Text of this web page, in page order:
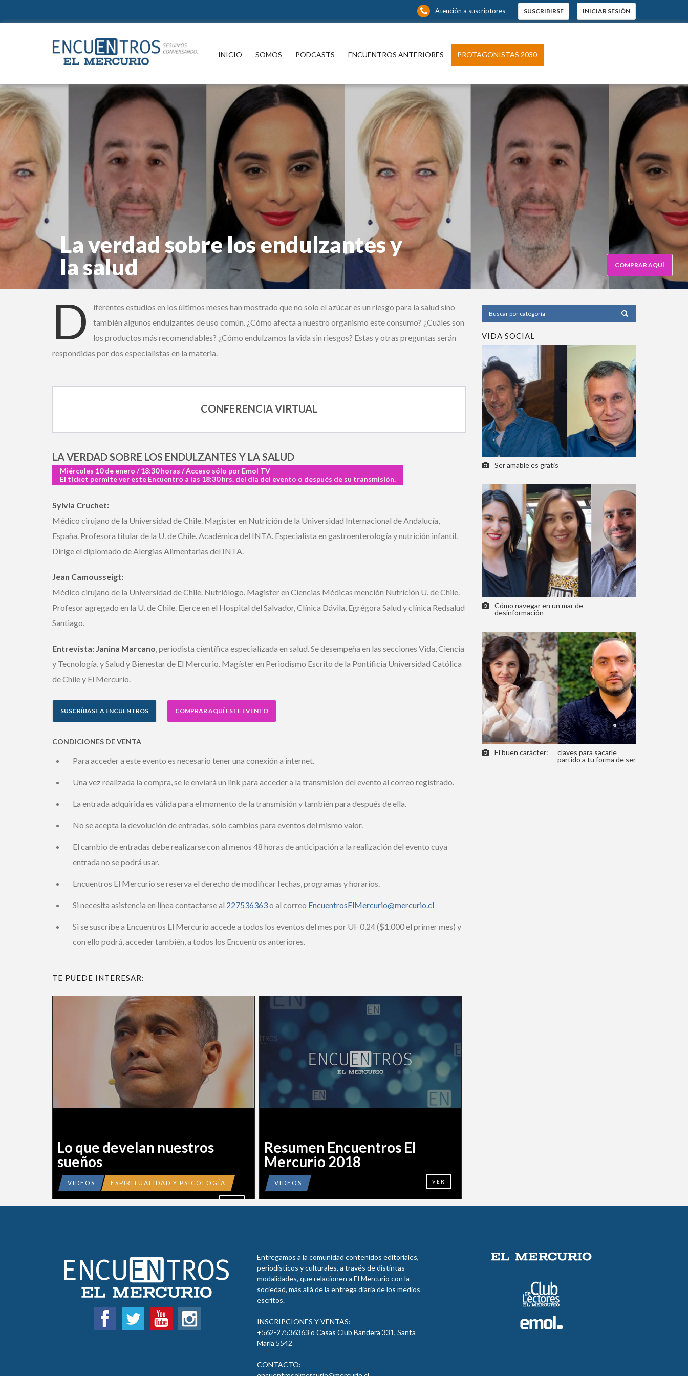
SUSCRIBIRSE INICIAR SESIÓN
Atención a suscriptores
INICIO SOMOS PODCASTS ENCUENTROS ANTERIORES PROTAGONISTAS 2030
COMPRAR AQUÍ
La verdad sobre los endulzantes y
la salud
D
iferentes estudios en los últimos meses han mostrado que no solo el azúcar es un riesgo para la salud sino
también algunos endulzantes de uso común. ¿Cómo afecta a nuestro organismo este consumo? ¿Cuáles son
los productos más recomendables? ¿Cómo endulzamos la vida sin riesgos? Estas y otras preguntas serán
respondidas por dos especialistas en la materia.
CONFERENCIA VIRTUAL
LA VERDAD SOBRE LOS ENDULZANTES Y LA SALUD
Miércoles 10 de enero / 18:30 horas / Acceso sólo por Emol TV
El ticket permite ver este Encuentro a las 18:30 hrs. del día del evento o después de su transmisión.
Sylvia Cruchet:
Médico cirujano de la Universidad de Chile. Magister en Nutrición de la Universidad Internacional de Andalucía,
España. Profesora titular de la U. de Chile. Académica del INTA. Especialista en gastroenterología y nutrición infantil.
Dirige el diplomado de Alergias Alimentarias del INTA.
Jean Camousseigt:
Médico cirujano de la Universidad de Chile. Nutriólogo. Magister en Ciencias Médicas mención Nutrición U. de Chile.
Profesor agregado en la U. de Chile. Ejerce en el Hospital del Salvador, Clínica Dávila, Egrégora Salud y clínica Redsalud
Santiago.
Entrevista: Janina Marcano, periodista científica especializada en salud. Se desempeña en las secciones Vida, Ciencia
y Tecnología, y Salud y Bienestar de El Mercurio. Magíster en Periodismo Escrito de la Pontificia Universidad Católica
de Chile y El Mercurio.
SUSCRÍBASE A ENCUENTROS COMPRAR AQUÍ ESTE EVENTO
CONDICIONES DE VENTA
Para acceder a este evento es necesario tener una conexión a internet.
Una vez realizada la compra, se le enviará un link para acceder a la transmisión del evento al correo registrado.
La entrada adquirida es válida para el momento de la transmisión y también para después de ella.
No se acepta la devolución de entradas, sólo cambios para eventos del mismo valor.
El cambio de entradas debe realizarse con al menos 48 horas de anticipación a la realización del evento cuya
entrada no se podrá usar.
Encuentros El Mercurio se reserva el derecho de modificar fechas, programas y horarios.
Si necesita asistencia en línea contactarse al227536363o al correoEncuentrosElMercurio@mercurio.cl
Si se suscribe a Encuentros El Mercurio accede a todos los eventos del mes por UF 0,24 ($1.000 el primer mes) y
con ello podrá, acceder también, a todos los Encuentros anteriores.
TE PUEDE INTERESAR:
Lo que develan nuestros
sueños
ESPIRITUALIDAD Y PSICOLOGÍA
VIDEOS
Resumen Encuentros El
Mercurio 2018
VIDEOS VER
VIDA SOCIAL
Ser amable es gratis
Cómo navegar en un mar de
desinformación
El buen carácter:
claves para sacarle
partido a tu forma de ser
Entregamos a la comunidad contenidos editoriales,
periodísticos y culturales, a través de distintas
modalidades, que relacionen a El Mercurio con la
sociedad, más allá de la entrega diaria de los medios
escritos.
INSCRIPCIONES Y VENTAS:
+562-27536363 o Casas Club Bandera 331, Santa
María 5542
CONTACTO:
Suscríbase y continúe informándose sin límites. ×
de la noticia y del que hacer nacional
e internacional que están marcando
pauta en las más diversas áreas del
conocimiento.
Contenidos editoriales, periodísticos y
culturales en múltiples disciplinas.
Si ya es suscriptor de Encuentros El
Mercurio:
Ingrese acá
¿Olvidó su contraseña?
¿ No tiene una suscripción
digital a Encuentros El
¿Alguna duda o consulta?